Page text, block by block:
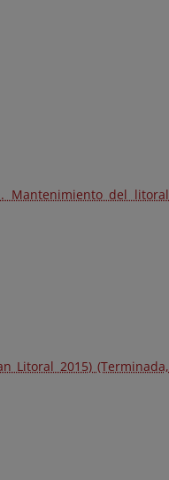
Mantenimiento del litoral
Litoral 2015) (Terminada,